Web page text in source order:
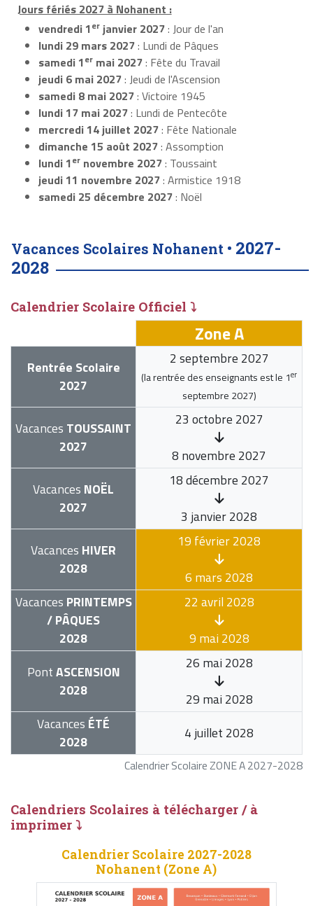
Jours fériés 2027 à Nohanent :
vendredi 1er janvier 2027: Jour de l'an
lundi 29 mars 2027: Lundi de Pâques
samedi 1er mai 2027: Fête du Travail
jeudi 6 mai 2027: Jeudi de l'Ascension
samedi 8 mai 2027: Victoire 1945
lundi 17 mai 2027: Lundi de Pentecôte
mercredi 14 juillet 2027: Fête Nationale
dimanche 15 août 2027: Assomption
lundi 1er novembre 2027: Toussaint
jeudi 11 novembre 2027: Armistice 1918
samedi 25 décembre 2027: Noël
Vacances Scolaires Nohanent • 2027-
2028
Calendrier Scolaire Officiel ⤵
Calendrier Scolaire ZONE A 2027-2028
Zone A
Rentrée Scolaire
2027
2 septembre 2027
(la rentrée des enseignants est le 1er
septembre 2027)
Vacances TOUSSAINT
2027
23 octobre 2027
8 novembre 2027
Vacances NOËL
2027
18 décembre 2027
3 janvier 2028
Vacances HIVER
2028
19 février 2028
6 mars 2028
Vacances PRINTEMPS
/ PÂQUES
2028
22 avril 2028
9 mai 2028
PontASCENSION
2028
26 mai 2028
29 mai 2028
Vacances ÉTÉ
2028
4 juillet 2028
Calendriers Scolaires à télécharger / à
imprimer ⤵
Calendrier Scolaire 2027-2028
Nohanent (Zone A)